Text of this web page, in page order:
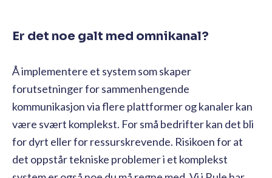
Er det noe galt med omnikanal?
Å implementere et system som skaper
forutsetninger for sammenhengende
kommunikasjon via flere plattformer og kanaler kan
være svært komplekst. For små bedrifter kan det bli
for dyrt eller for ressurskrevende. Risikoen for at
det oppstår tekniske problemer i et komplekst